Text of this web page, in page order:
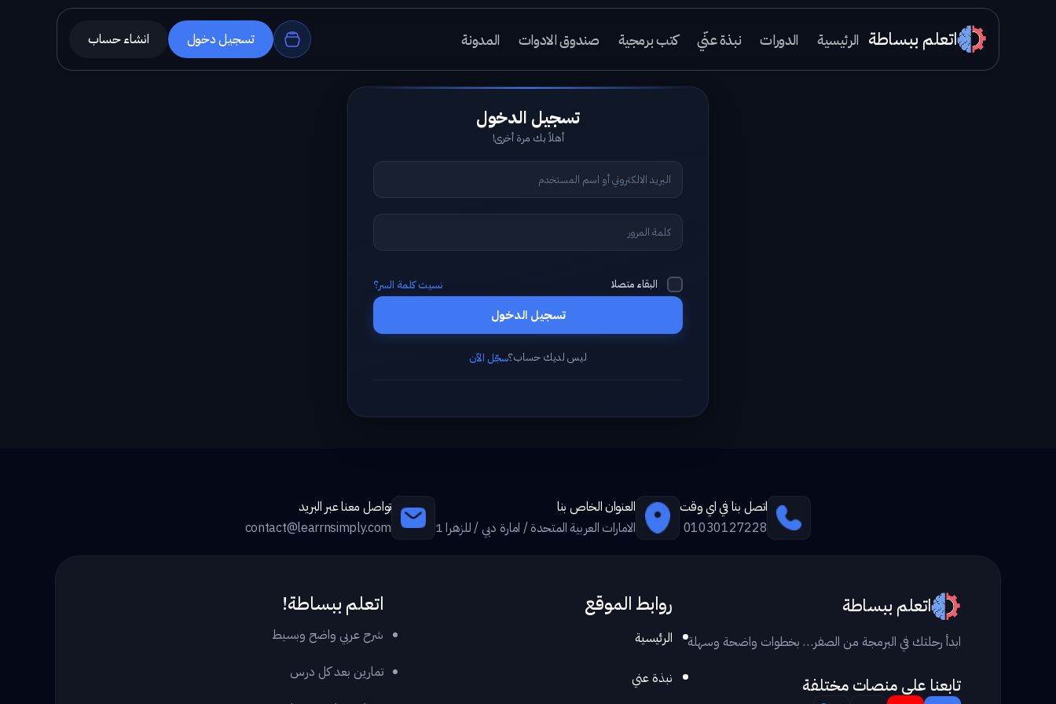
اتعلم ببساطة الرئيسية الدورات نبذة عنّي كتب برمجية صندوق الادوات المدونة تسجيل دخول انشاء حساب
أهلاً بك مرة أخرى!
البقاء متصلا نسيت كلمة السر؟
تسجيل الدخول
ليس لديك حساب؟سجّل الآن
اتصل بنا في اي وقت
01030127228
العنوان الخاص بنا
الامارات العربية المتحدة / امارة دبي / للزهرا 1
تواصل معنا عبر البريد
contact@learrnsimply.com
اتعلم ببساطة
ابدأ رحلتك في البرمجة من الصفر… بخطوات واضحة وسهلة
تابعنا علي منصات مختلفة
روابط الموقع
الرئيسية
نبذة عني
اتعلم ببساطة!
شرح عربي واضح وبسيط
تمارين بعد كل درس